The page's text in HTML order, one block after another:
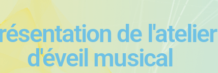
de l'atelier
d'éveil musical